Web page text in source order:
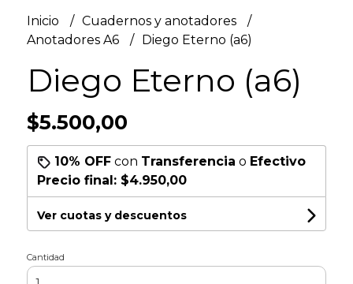
Inicio
Cuadernos y anotadores
Anotadores A6
Diego Eterno (a6)
Diego Eterno (a6)
$5.500,00
10% OFFcon Transferencia o Efectivo
Precio final: $4.950,00
Ver cuotas y descuentos
Cantidad